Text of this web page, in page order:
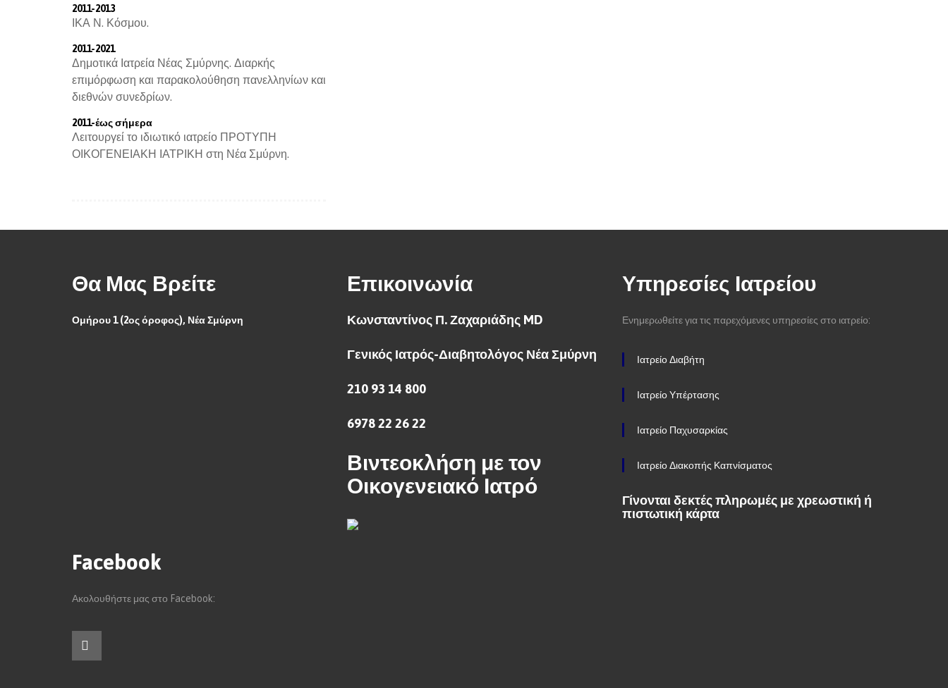
2011-2013
ΙΚΑ Ν. Κόσμου.
2011-2021
Δημοτικά Ιατρεία Νέας Σμύρνης. Διαρκής
επιμόρφωση και παρακολούθηση πανελληνίων και
διεθνών συνεδρίων.
2011-έως σήμερα
Λειτουργεί το ιδιωτικό ιατρείο ΠΡΟΤΥΠΗ
ΟΙΚΟΓΕΝΕΙΑΚΗ ΙΑΤΡΙΚΗ στη Νέα Σμύρνη.
Θα Μας Βρείτε
Ομήρου 1 (2ος όροφος), Νέα Σμύρνη
Facebook
Ακολουθήστε μας στο Facebook:
Επικοινωνία
Κωνσταντίνος Π. Ζαχαριάδης MD
Γενικός Ιατρός-Διαβητολόγος Νέα Σμύρνη
210 93 14 800
6978 22 26 22
Βιντεοκλήση με τον
Οικογενειακό Ιατρό
Υπηρεσίες Ιατρείου
Ενημερωθείτε για τις παρεχόμενες υπηρεσίες στο ιατρείο:
Ιατρείο Διαβήτη
Ιατρείο Υπέρτασης
Ιατρείο Παχυσαρκίας
Ιατρείο Διακοπής Καπνίσματος
Γίνονται δεκτές πληρωμές με χρεωστική ή
πιστωτική κάρτα